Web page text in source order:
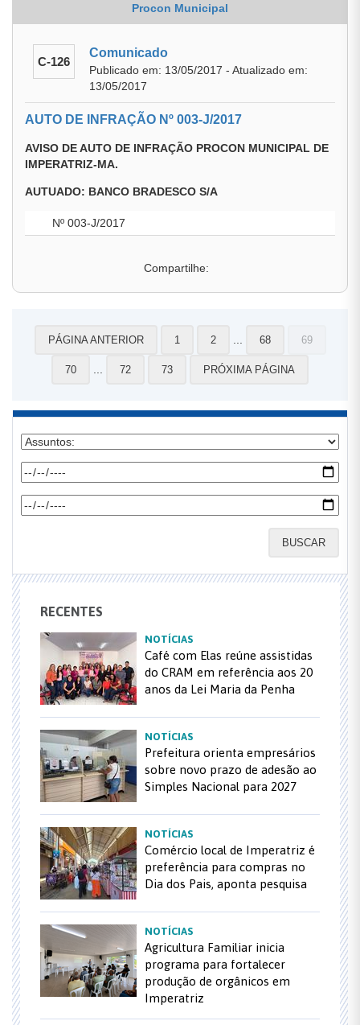
Procon Municipal
C-126
Comunicado
Publicado em: 13/05/2017 - Atualizado em:
13/05/2017
AUTO DE INFRAÇÃO Nº 003-J/2017
AVISO DE AUTO DE INFRAÇÃO PROCON MUNICIPAL DE
IMPERATRIZ-MA.
AUTUADO: BANCO BRADESCO S/A
Nº 003-J/2017
Compartilhe:
PÁGINA ANTERIOR 1 2 68 69
70 72 73 PRÓXIMA PÁGINA
BUSCAR
RECENTES
NOTÍCIAS
Café com Elas reúne assistidas
do CRAM em referência aos 20
anos da Lei Maria da Penha
NOTÍCIAS
Prefeitura orienta empresários
sobre novo prazo de adesão ao
Simples Nacional para 2027
NOTÍCIAS
Comércio local de Imperatriz é
preferência para compras no
Dia dos Pais, aponta pesquisa
NOTÍCIAS
Agricultura Familiar inicia
programa para fortalecer
produção de orgânicos em
Imperatriz